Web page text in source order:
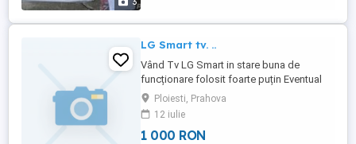
LG Smart tv. ..
Vând Tv LG Smart in stare buna de
funcționare folosit foarte puțin Eventual
schimb cu linie audio sau sistem audio
dar și alte variante
Ploiesti, Prahova
12 iulie
1 000 RON